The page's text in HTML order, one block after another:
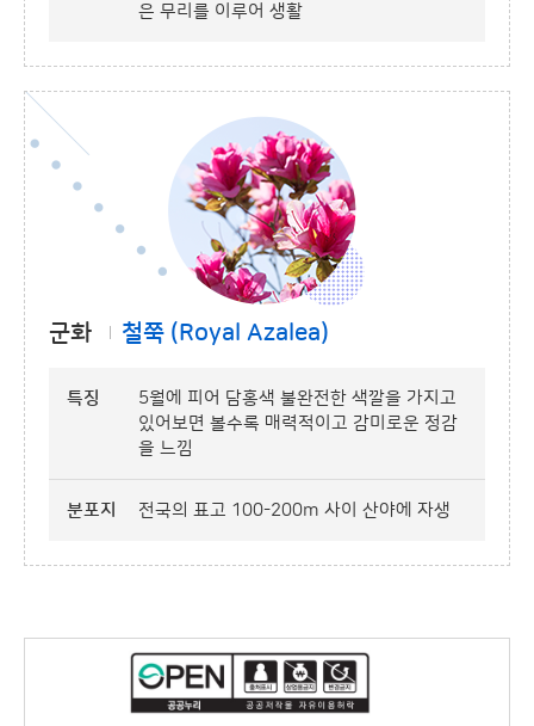
은 무리를 이루어 생활
군화 철쭉 (Royal Azalea)
특징
5월에 피어 담홍색 불완전한 색깔을 가지고
있어보면 볼수록 매력적이고 감미로운 정감
을 느낌
분포지 전국의 표고 100-200m 사이 산야에 자생